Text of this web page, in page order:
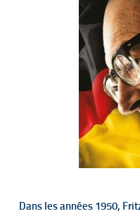
Dans les années 1950,